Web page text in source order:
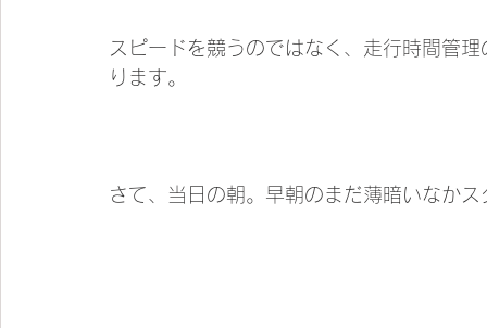
スピードを競うのではなく、走行時間管
ります。
さて、当日の朝。早朝のまだ薄暗いなか